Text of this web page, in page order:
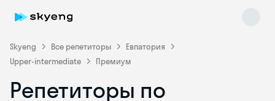
Skyeng Все репетиторы
Евпатория
Upper-intermediate
Премиум
Репетиторы по